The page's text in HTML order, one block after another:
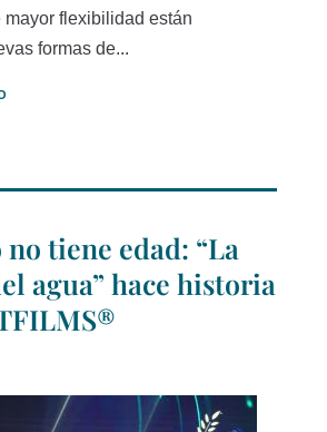
mayor flexibilidad están
formas de...
tiene edad: “La
agua” hace historia